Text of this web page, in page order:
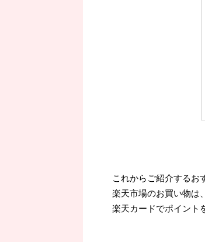
これからご紹介するお
楽天市場のお買い物は
楽天カードでポイント